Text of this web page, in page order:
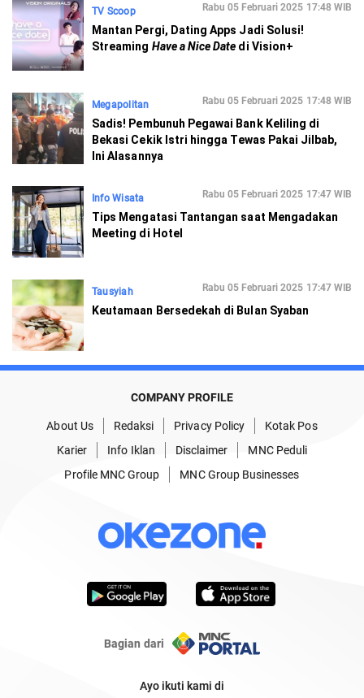
TV Scoop Rabu 05 Februari 2025 17:48 WIB
Mantan Pergi, Dating Apps Jadi Solusi!
Streaming Have a Nice Date di Vision+
Megapolitan Rabu 05 Februari 2025 17:48 WIB
Sadis! Pembunuh Pegawai Bank Keliling di
Bekasi Cekik Istri hingga Tewas Pakai Jilbab,
Ini Alasannya
Info Wisata Rabu 05 Februari 2025 17:47 WIB
Tips Mengatasi Tantangan saat Mengadakan
Meeting di Hotel
Tausyiah Rabu 05 Februari 2025 17:47 WIB
Keutamaan Bersedekah di Bulan Syaban
COMPANY PROFILE
About Us Redaksi Privacy Policy
Kotak Pos
Karier
Info Iklan Disclaimer
MNC Peduli
Profile MNC Group
MNC Group Businesses
Bagian dari
Ayo ikuti kami di